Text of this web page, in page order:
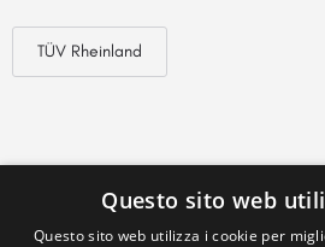
TÜV Rheinland
Questo sito web
Questo sito web utilizza i cookie per